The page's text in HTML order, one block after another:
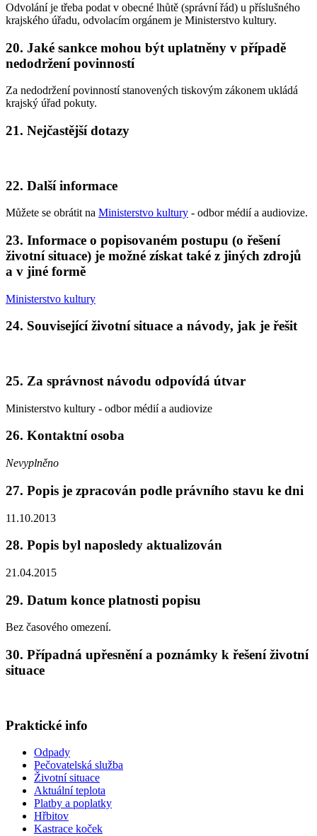
Odvolání je třeba podat v obecné lhůtě (správní řád) u příslušného
krajského úřadu, odvolacím orgánem je Ministerstvo kultury.
20. Jaké sankce mohou být uplatněny v případě
nedodržení povinností
Za nedodržení povinností stanovených tiskovým zákonem ukládá
krajský úřad pokuty.
21. Nejčastější dotazy
22. Další informace
Můžete se obrátit na Ministerstvo kultury - odbor médií a audiovize.
23. Informace o popisovaném postupu (o řešení
životní situace) je možné získat také z jiných zdrojů
a v jiné formě
Ministerstvo kultury
24. Související životní situace a návody, jak je řešit
25. Za správnost návodu odpovídá útvar
Ministerstvo kultury - odbor médií a audiovize
26. Kontaktní osoba
Nevyplněno
27. Popis je zpracován podle právního stavu ke dni
11.10.2013
28. Popis byl naposledy aktualizován
21.04.2015
29. Datum konce platnosti popisu
Bez časového omezení.
30. Případná upřesnění a poznámky k řešení životní
situace
Praktické info
Odpady
Pečovatelská služba
Životní situace
Aktuální teplota
Platby a poplatky
Hřbitov
Kastrace koček